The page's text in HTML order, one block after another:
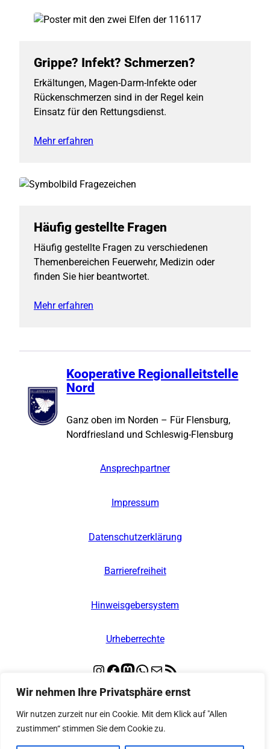
Wir nehmen Ihre Privatsphäre ernst
Wir nutzen zurzeit nur ein Cookie. Mit dem Klick auf "Allen
zustimmen“ stimmen Sie dem Cookie zu.
Grippe? Infekt? Schmerzen?
Erkältungen, Magen-Darm-Infekte oder
Rückenschmerzen sind in der Regel kein
Einsatz für den Rettungsdienst.
Mehr erfahren
Häufig gestellte Fragen
Häufig gestellte Fragen zu verschiedenen
Themenbereichen Feuerwehr, Medizin oder
finden Sie hier beantwortet.
Mehr erfahren
Kooperative Regionalleitstelle
Nord
Ganz oben im Norden – Für Flensburg,
Nordfriesland und Schleswig-Flensburg
Ansprechpartner
Impressum
Datenschutzerklärung
Barrierefreiheit
Hinweisgebersystem
Urheberrechte
Instagram
Facebook
Mastodon
WhatsApp
E-MailRSS-Feed
Kooperative Regionalleitstelle Nord
– Alle Rechte vorbehalten